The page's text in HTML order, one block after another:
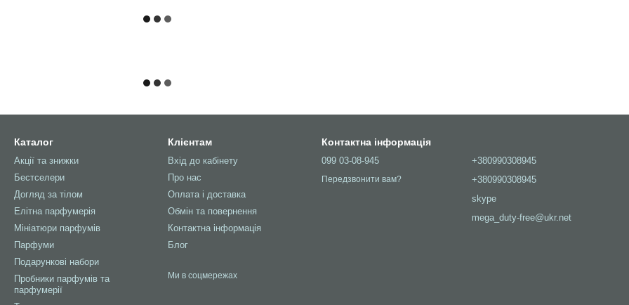
Каталог
Акції та знижки
Бестселери
Догляд за тілом
Елітна парфумерія
Мініатюри парфумів
Парфуми
Подарункові набори
Пробники парфумів та
парфумерії
Клієнтам
Вхід до кабінету
Про нас
Оплата і доставка
Обмін та повернення
Контактна інформація
Блог
Ми в соцмережах
Контактна інформація
099 03-08-945
Передзвонити вам?
+380990308945
+380990308945
skype
mega_duty-free@ukr.net